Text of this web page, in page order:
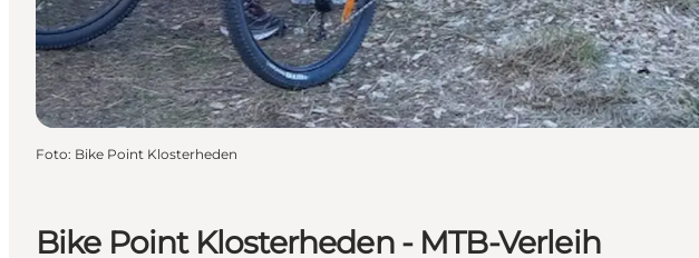
Bike Point Klosterheden - MTB-Verleih
Foto: Bike Point Klosterheden